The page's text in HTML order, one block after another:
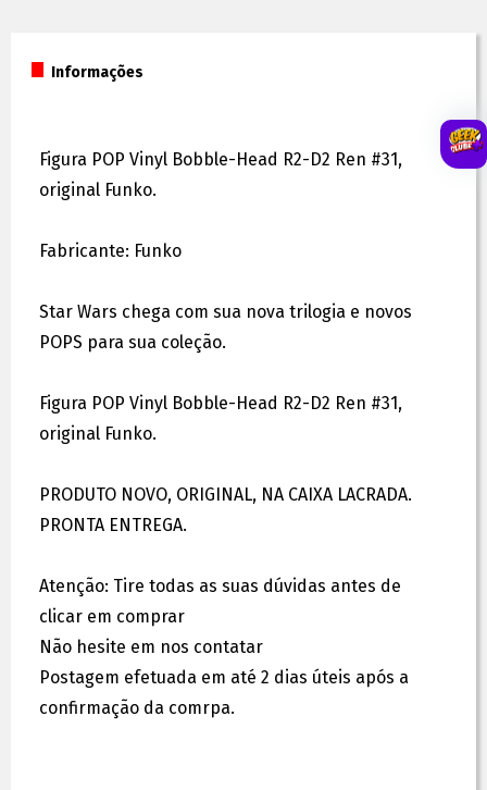
Informações
Figura POP Vinyl Bobble-Head R2-D2 Ren #31,
original Funko.
Fabricante: Funko
Star Wars chega com sua nova trilogia e novos
POPS para sua coleção.
Figura POP Vinyl Bobble-Head R2-D2 Ren #31,
original Funko.
PRODUTO NOVO, ORIGINAL, NA CAIXA LACRADA.
PRONTA ENTREGA.
Atenção: Tire todas as suas dúvidas antes de
clicar em comprar
Não hesite em nos contatar
Postagem efetuada em até 2 dias úteis após a
confirmação da comrpa.